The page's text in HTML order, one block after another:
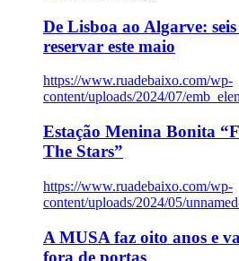
De Lisboa ao Algarve:
reservar este maio
https://www.ruadebaixo.com/wp-
content/uploads/2024/07/
Estação Menina Bonita
The Stars”
https://www.ruadebaixo.com/wp-
content/uploads/2024/05/
A MUSA faz oito anos e
fora de portas